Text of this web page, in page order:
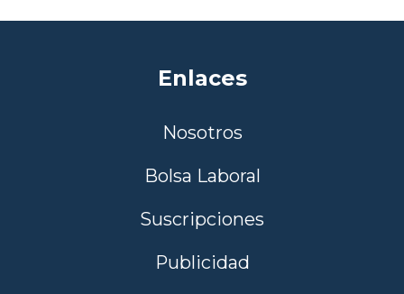
Enlaces
Nosotros
Bolsa Laboral
Suscripciones
Publicidad